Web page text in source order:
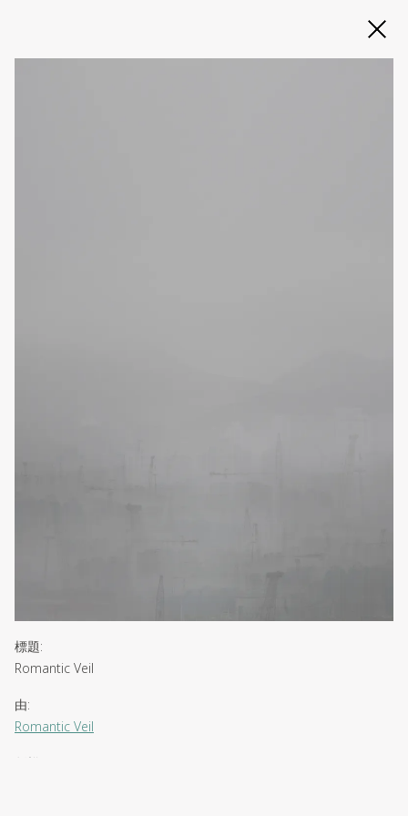
標題:
Romantic Veil
由:
Romantic Veil
版權